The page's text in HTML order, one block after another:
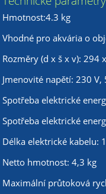
Hmotnost:4.3 kg
Vhodné pro akvária o
Rozměry (d x š x v): 294
Jmenovité napětí: 230 V,
Spotřeba elektrické
Spotřeba elektrické
Délka elektrické kabelu:
Netto hmotnost: 4,3 kg
Maximální průtoková